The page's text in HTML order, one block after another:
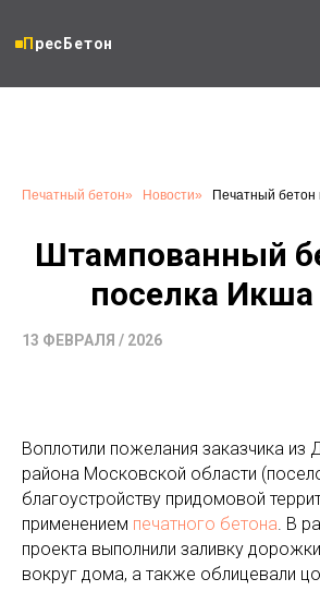
ПресБетон
Печатный бетон» Новости» Печатный бетон
Штампованный
поселка
13 ФЕВРАЛЯ / 2026
Воплотили пожелания заказчика из
района Московской области
благоустройству придомовой
применением печатного бетона. В
проекта выполнили заливку
вокруг дома, а также облицевали